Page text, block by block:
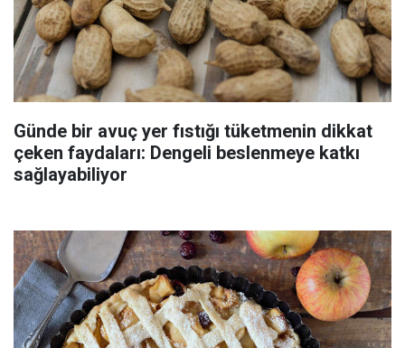
Günde bir avuç yer fıstığı tüketmenin dikkat
çeken faydaları: Dengeli beslenmeye katkı
sağlayabiliyor